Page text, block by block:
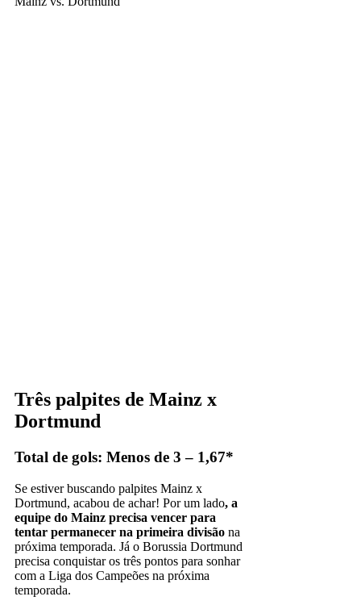
Três palpites de Mainz x
Dortmund
Total de gols: Menos de 3 – 1,67*
Se estiver buscando palpites Mainz x
Dortmund, acabou de achar! Por um lado, a
equipe do Mainz precisa vencer para
tentar permanecer na primeira divisão na
próxima temporada. Já o Borussia Dortmund
precisa conquistar os três pontos para sonhar
com a Liga dos Campeões na próxima
temporada.